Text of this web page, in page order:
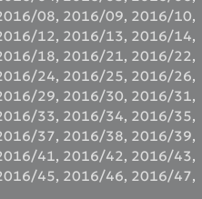
08, 2016/09, 2016/10,
12, 2016/13, 2016/14,
18, 2016/21, 2016/22,
24, 2016/25, 2016/26,
29, 2016/30, 2016/31,
33, 2016/34, 2016/35,
37, 2016/38, 2016/39,
41, 2016/42, 2016/43,
45, 2016/46, 2016/47,